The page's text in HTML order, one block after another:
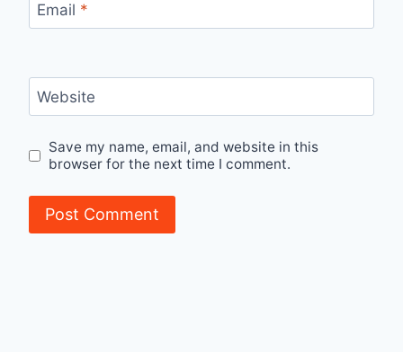
Email *
Website
Save my name, email, and website in this
browser for the next time I comment.